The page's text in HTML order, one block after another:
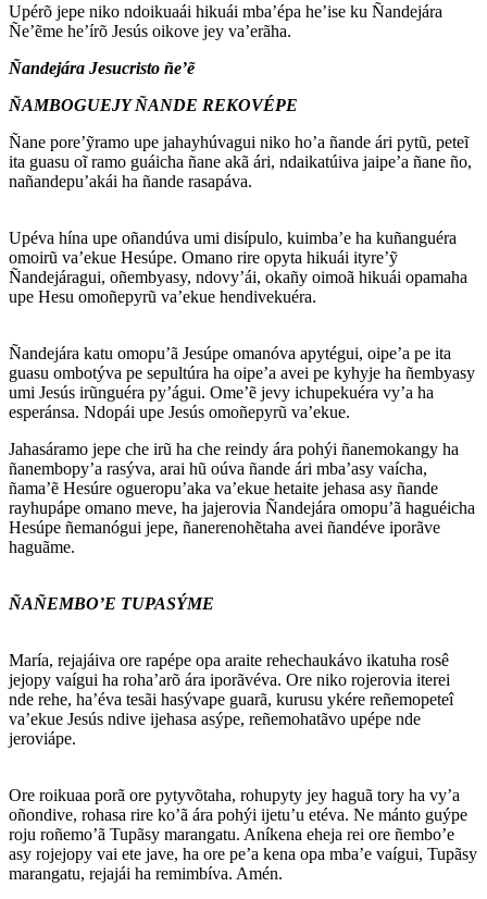
Upérõ jepe niko ndoikuaái hikuái mba’épa he’ise ku Ñandejára
Ñe’ẽme he’írõ Jesús oikove jey va’erãha.
Ñandejára Jesucristo ñe’ẽ
ÑAMBOGUEJY ÑANDE REKOVÉPE
Ñane pore’ỹramo upe jahayhúvagui niko ho’a ñande ári pytũ, peteĩ
ita guasu oĩ ramo guáicha ñane akã ári, ndaikatúiva jaipe’a ñane ño,
nañandepu’akái ha ñande rasapáva.
Upéva hína upe oñandúva umi disípulo, kuimba’e ha kuñanguéra
omoirũ va’ekue Hesúpe. Omano rire opyta hikuái ityre’ỹ
Ñandejáragui, oñembyasy, ndovy’ái, okañy oimoã hikuái opamaha
upe Hesu omoñepyrũ va’ekue hendivekuéra.
Ñandejára katu omopu’ã Jesúpe omanóva apytégui, oipe’a pe ita
guasu ombotýva pe sepultúra ha oipe’a avei pe kyhyje ha ñembyasy
umi Jesús irũnguéra py’águi. Ome’ẽ jevy ichupekuéra vy’a ha
esperánsa. Ndopái upe Jesús omoñepyrũ va’ekue.
Jahasáramo jepe che irũ ha che reindy ára pohýi ñanemokangy ha
ñanembopy’a rasýva, arai hũ oúva ñande ári mba’asy vaícha,
ñama’ẽ Hesúre ogueropu’aka va’ekue hetaite jehasa asy ñande
rayhupápe omano meve, ha jajerovia Ñandejára omopu’ã haguéicha
Hesúpe ñemanógui jepe, ñanerenohẽtaha avei ñandéve iporãve
haguãme.
ÑAÑEMBO’E TUPASÝME
María, rejajáiva ore rapépe opa araite rehechaukávo ikatuha rosê
jejopy vaígui ha roha’arõ ára iporãvéva. Ore niko rojerovia iterei
nde rehe, ha’éva tesãi hasývape guarã, kurusu ykére reñemopeteî
va’ekue Jesús ndive ijehasa asýpe, reñemohatãvo upépe nde
jeroviápe.
Ore roikuaa porã ore pytyvõtaha, rohupyty jey haguã tory ha vy’a
oñondive, rohasa rire ko’ã ára pohýi ijetu’u etéva. Ne mánto guýpe
roju roñemo’ã Tupãsy marangatu. Aníkena eheja rei ore ñembo’e
asy rojejopy vai ete jave, ha ore pe’a kena opa mba’e vaígui, Tupãsy
marangatu, rejajái ha remimbíva. Amén.